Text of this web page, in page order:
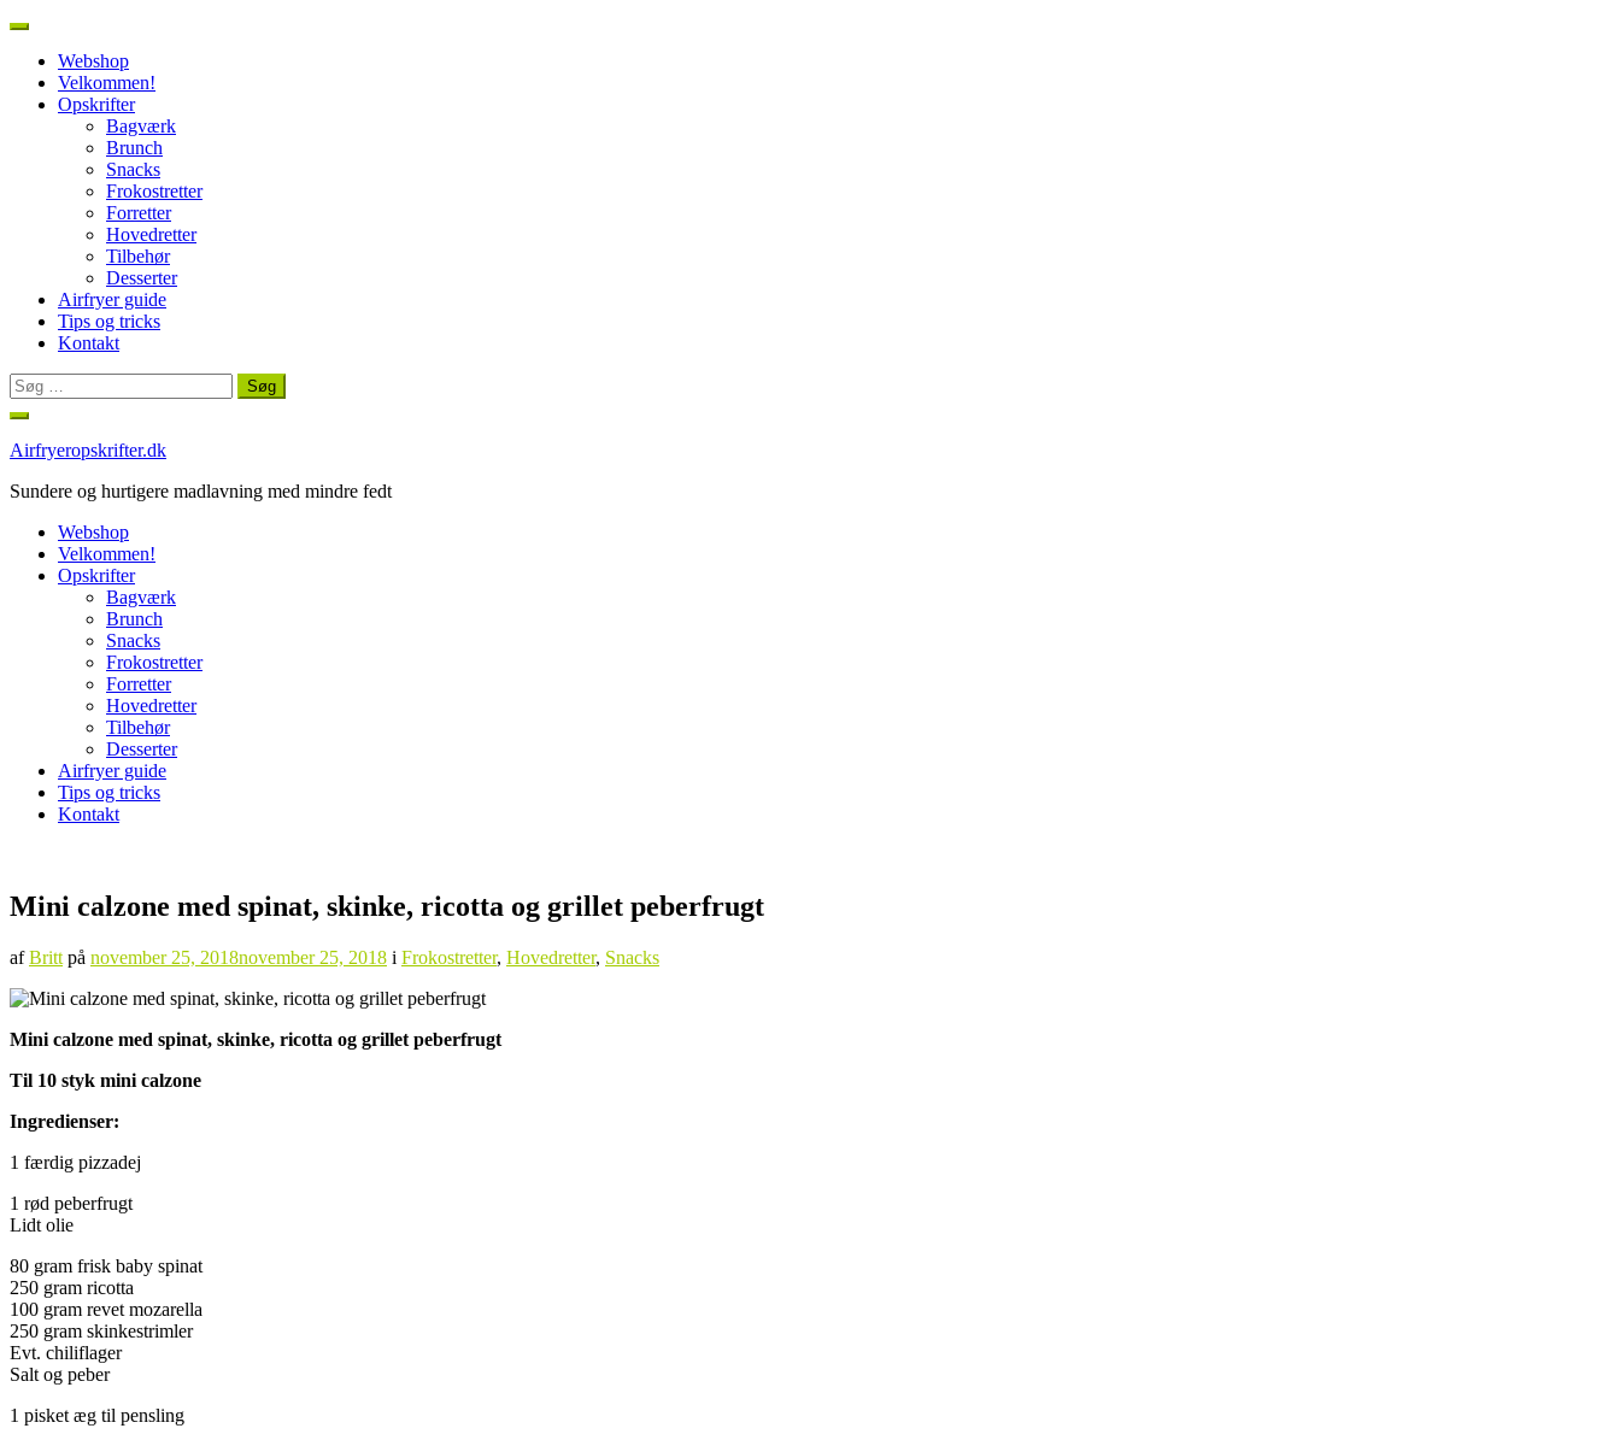
Webshop
Velkommen!
Opskrifter
Bagværk
Brunch
Snacks
Frokostretter
Forretter
Hovedretter
Tilbehør
Desserter
Airfryer guide
Tips og tricks
Kontakt
Søg
efter:
Spring
indhold
Airfryeropskrifter.dk
Sundere og hurtigere madlavning med mindre fedt
Webshop
Velkommen!
Opskrifter
Bagværk
Brunch
Snacks
Frokostretter
Forretter
Hovedretter
Tilbehør
Desserter
Airfryer guide
Tips og tricks
Kontakt
Mini calzone med spinat, skinke, ricotta og grillet peberfrugt
afBritt på november 25, 2018november 25, 2018 i Frokostretter, Hovedretter, Snacks
Mini calzone med spinat, skinke, ricotta og grillet peberfrugt
Til 10 styk mini calzone
Ingredienser:
1 færdig pizzadej
1 rød peberfrugt
Lidt olie
80 gram frisk baby spinat
250 gram ricotta
100 gram revet mozarella
250 gram skinkestrimler
Evt. chiliflager
Salt og peber
1 pisket æg til pensling